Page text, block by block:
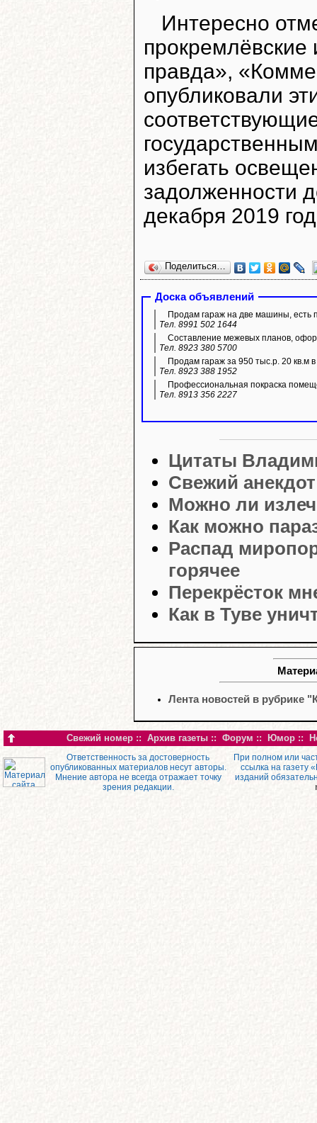
Интересно
прокремлёвские
правда»,
опубликовали
избегать
задолженности
декабря 2019
Поделиться…
Доска объявлений
Продам гараж на две машины, есть
Тел. 8991 502 1644
Составление межевых планов,
Тел. 8923 380 5700
Продам гараж за 950 тыс.р. 20 кв.м
Тел. 8923 388 1952
Профессиональная покраска
Тел. 8913 356 2227
Цитаты
Свежий анекдот
Можно ли
Как можно
Распад
горячее
Перекрёсток
Как в Туве
Лента новостей в рубрике
Свежий номер :: Архив газеты :: Форум :: Юмор ::
Ответственность за достоверность
опубликованных материалов несут авторы.
Мнение автора не всегда отражает точку
зрения редакции.
При полном или
ссылка на газету
изданий